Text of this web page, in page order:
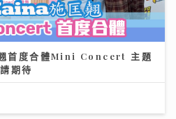
首度合體Mini Concert 主題
期待